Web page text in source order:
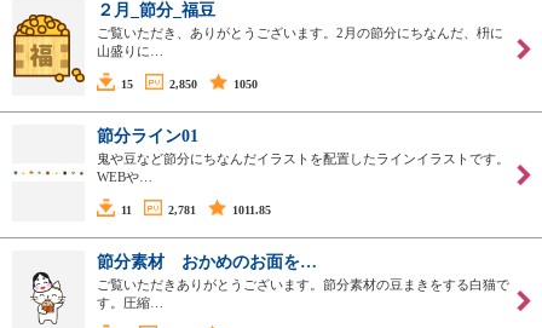
２月_節分_福豆
ご覧いただき、ありがとうございます。2月の節分にちなんだ、枡に
山盛りに…
15 2,850 1050
節分ライン01
鬼や豆など節分にちなんだイラストを配置したラインイラストです。
WEBや…
11 2,781 1011.85
節分素材 おかめのお面を…
ご覧いただきありがとうございます。節分素材の豆まきをする白猫で
す。圧縮…